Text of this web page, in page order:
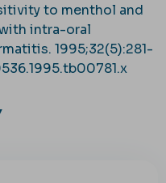
to menthol and
intra-oral
1995;32(5):281-